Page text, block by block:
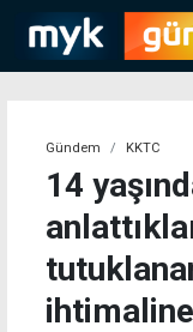
Gündem KKTC
14